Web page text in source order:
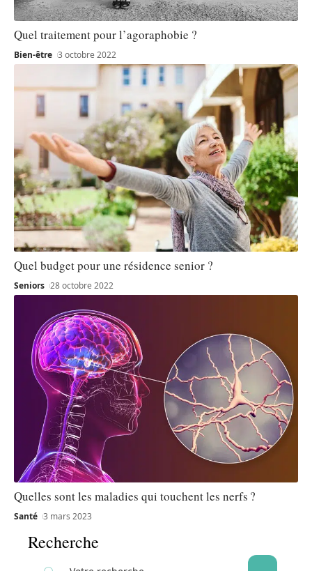
Quel traitement pour l’agoraphobie ?
Bien-être 3 octobre 2022
Quel budget pour une résidence senior ?
Seniors 28 octobre 2022
Quelles sont les maladies qui touchent les nerfs ?
Santé 3 mars 2023
Recherche